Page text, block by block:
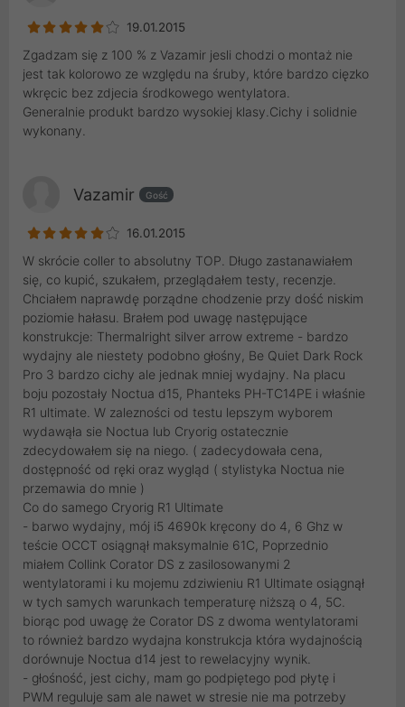
19.01.2015
Zgadzam się z 100 % z Vazamir jesli chodzi o montaż nie
jest tak kolorowo ze względu na śruby, które bardzo cięzko
wkręcic bez zdjecia środkowego wentylatora.
Generalnie produkt bardzo wysokiej klasy.Cichy i solidnie
wykonany.
Vazamir Gość
16.01.2015
W skrócie coller to absolutny TOP. Długo zastanawiałem
się, co kupić, szukałem, przeglądałem testy, recenzje.
Chciałem naprawdę porządne chodzenie przy dość niskim
poziomie hałasu. Brałem pod uwagę następujące
konstrukcje: Thermalright silver arrow extreme - bardzo
wydajny ale niestety podobno głośny, Be Quiet Dark Rock
Pro 3 bardzo cichy ale jednak mniej wydajny. Na placu
boju pozostały Noctua d15, Phanteks PH-TC14PE i właśnie
R1 ultimate. W zalezności od testu lepszym wyborem
wydawąła sie Noctua lub Cryorig ostatecznie
zdecydowałem się na niego. ( zadecydowała cena,
dostępność od ręki oraz wygląd ( stylistyka Noctua nie
przemawia do mnie )
Co do samego Cryorig R1 Ultimate
- barwo wydajny, mój i5 4690k kręcony do 4, 6 Ghz w
teście OCCT osiągnął maksymalnie 61C, Poprzednio
miałem Collink Corator DS z zasilosowanymi 2
wentylatorami i ku mojemu zdziwieniu R1 Ultimate osiągnął
w tych samych warunkach temperaturę niższą o 4, 5C.
biorąc pod uwagę że Corator DS z dwoma wentylatorami
to również bardzo wydajna konstrukcja która wydajnością
dorównuje Noctua d14 jest to rewelacyjny wynik.
- głośność, jest cichy, mam go podpiętego pod płytę i
PWM reguluje sam ale nawet w stresie nie ma potrzeby